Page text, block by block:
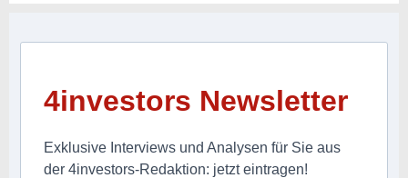
4investors Newsletter
Exklusive Interviews und Analysen für Sie aus
der 4investors-Redaktion: jetzt eintragen!